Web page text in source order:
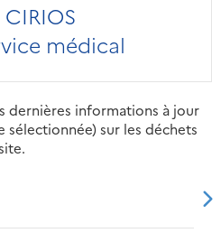
CIRIOS
médical
dernières informations à jour
sélectionnée) sur les déchets